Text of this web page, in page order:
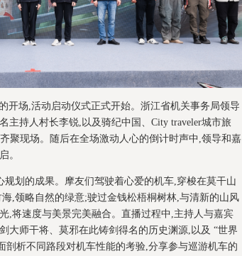
开场,活动启动仪式正式开始。浙江省机关事务局领导
主持人村长李锐,以及骑纪中国、City traveler城市旅
聚现场。随后在全场激动人心的倒计时声中,领导和嘉
。
划的成果。摩友们驾驶着心爱的机车,穿梭在莫干山
,领略自然的绿意;驶过金钱松梧桐树林,与清新的山风
,将速度与美景完美融合。直播过程中,主持人与嘉宾
大师干将、莫邪在此铸剑得名的历史渊源,以及 “世界
剖析不同路段对机车性能的考验,分享参与巡游机车的